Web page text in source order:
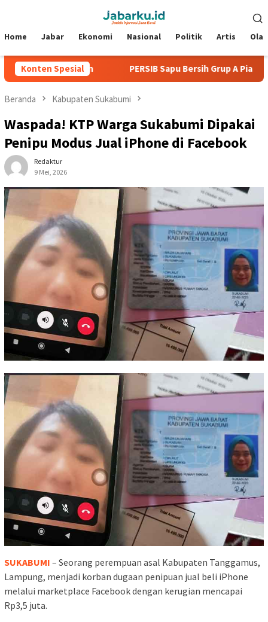
Mobile
Home Jabar Ekonomi Nasional Politik Artis
Konten Spesial
Kebobolan PERSIB Sapu Bersih Grup A Piala Presiden
Beranda Kabupaten Sukabumi
Waspada! KTP Warga Sukabumi Dipakai
Penipu Modus Jual iPhone di Facebook
Redaktur
9 Mei, 2026
SUKABUMI – Seorang perempuan asal Kabupaten Tanggamus,
Lampung, menjadi korban dugaan penipuan jual beli iPhone
melalui marketplace Facebook dengan kerugian mencapai
Rp3,5 juta.